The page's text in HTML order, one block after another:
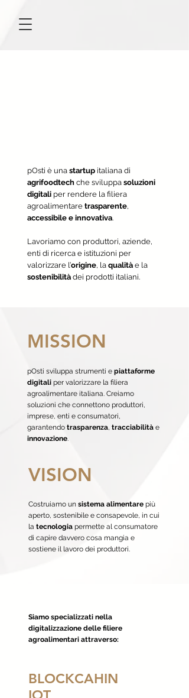
pOsti è una startup italiana di
agrifoodtech che sviluppa soluzioni
digitali per rendere la filiera
agroalimentare trasparente,
accessibile e innovativa.
Lavoriamo con produttori, aziende,
enti di ricerca e istituzioni per
valorizzare l’origine, la qualità e la
sostenibilità dei prodotti italiani.
MISSION
pOsti sviluppa strumenti e piattaforme
digitali per valorizzare la filiera
agroalimentare italiana. Creiamo
soluzioni che connettono produttori,
imprese, enti e consumatori,
garantendo trasparenza, tracciabilità e
innovazione.
VISION
Costruiamo un sistema alimentare più
aperto, sostenibile e consapevole, in cui
la tecnologia permette al consumatore
di capire davvero cosa mangia e
sostiene il lavoro dei produttori.
Siamo specializzati nella
digitalizzazione delle filiere
agroalimentari attraverso:
BLOCKCAHIN